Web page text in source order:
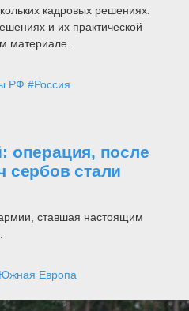
кадровых решениях.
и их практической
материале.
РФ #Россия
операция, после
сербов стали
ставшая настоящим
Европа